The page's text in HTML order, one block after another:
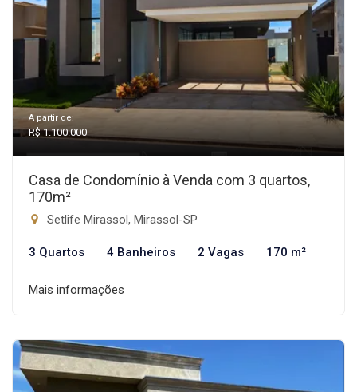
A partir de:
R$ 1.100.000
Casa de Condomínio à Venda com 3 quartos,
170m²
Setlife Mirassol, Mirassol-SP
3 Quartos 4 Banheiros 2 Vagas 170 m²
Mais informações